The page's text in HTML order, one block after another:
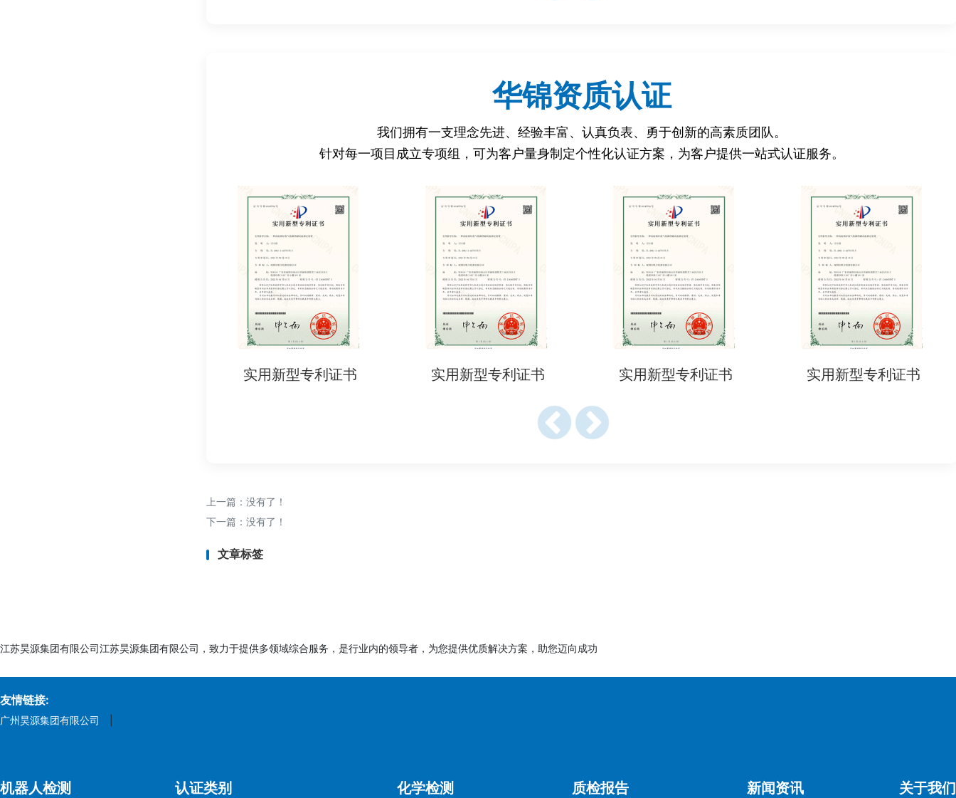
- 生产工艺流程图及质量控制计划。
- 工厂内部检测设备清单及校准记录。
4. 其他文件
- 进口商合作授权书（若通过代理申请）。
- 目标国家要求的特殊表格（如埃塞俄比亚EVS申请表）。
五、认证流程概览
1. 确认认证要求：
2. 准备资料：
- 通过目标国家指定平台或授权机构提交申请（如埃塞俄比亚通过ERA系统）。
5. 现场审核（如需）：
- 对工厂进行现场检查，验证生产条件与文件一致性（常见于高风险产品）。
- 审核通过后获得EVS认证证书或注册号，证书有效期通常为1-3年。
六、注意事项
- 不同国家的EVS认证要求差异较大，需提前确认具体法规（如埃塞俄比亚EVS与尼日利亚SONCAP的区别）。
4. 成本控制：
华锦资质认证
我们拥有一支理念先进、经验丰富、认真负表、勇于创新的高素质团队。
针对每一项目成立专项组，可为客户量身制定个性化认证方案，为客户提供一站式认证服务。
实用新型专利证书 实用新型专利证书 实用新型专利证书 实用新型专利证书
上一篇：没有了！
下一篇：没有了！
文章标签
江苏昊源集团有限公司江苏昊源集团有限公司，致力于提供多领域综合服务，是行业内的领导者，为您提供优质解决方案，助您迈向成功
友情链接:
广州昊源集团有限公司
机器人检测 认证类别 化学检测 质检报告 新闻资讯 关于我们